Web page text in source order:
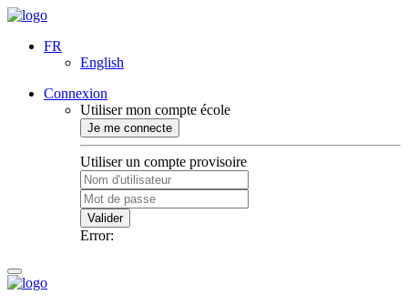
FR
English
Connexion
Utiliser mon compte école
Je me connecte
Utiliser un compte provisoire
Valider
Error: